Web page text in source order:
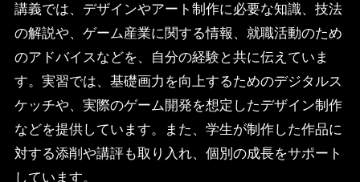
講義では、デザインやアート制作に必要な知識、技法
の解説や、ゲーム産業に関する情報、就職活動のため
のアドバイスなどを、自分の経験と共に伝えていま
す。実習では、基礎画力を向上するためのデジタルス
ケッチや、実際のゲーム開発を想定したデザイン制作
などを提供しています。また、学生が制作した作品に
対する添削や講評も取り入れ、個別の成長をサポート
しています。